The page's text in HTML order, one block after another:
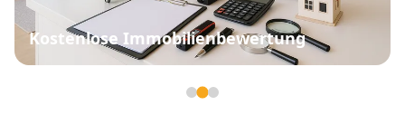
Kostenlose Immobilienbewertung